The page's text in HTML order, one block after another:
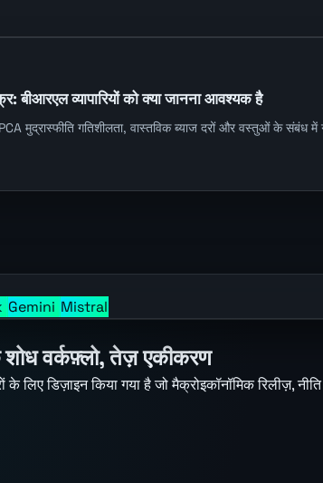
व्यापारियों को क्या जानना आवश्यक है
मुद्रास्फीति गतिशीलता, वास्तविक ब्याज दरों और वस्तुओं के संबंध
Gemini Mistral
शोध वर्कफ़्लो, तेज़ एकीकरण
के लिए डिज़ाइन किया गया है जो मैक्रोइकॉनॉमिक रिलीज़,